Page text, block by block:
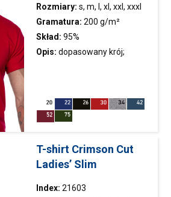
Rozmiary: s, m, l, xl, xxl, xxxl
Gramatura: 200 g/m²
Skład: 95%
wysokogatunkowej bawełny
wiskozy, 5% elastanu
Opis: dopasowany krój;
wzmacniająca na karku w
kontrastowym kolorze
T-shirt Crimson Cut
Ladies’ Slim
Index: 21603